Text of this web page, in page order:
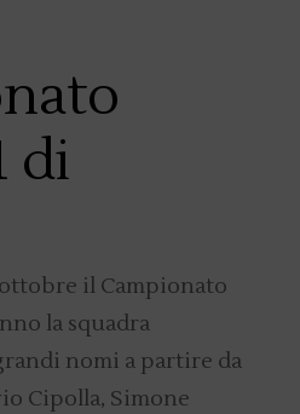
di
il Campionato
la squadra
nomi a partire da
Cipolla, Simone